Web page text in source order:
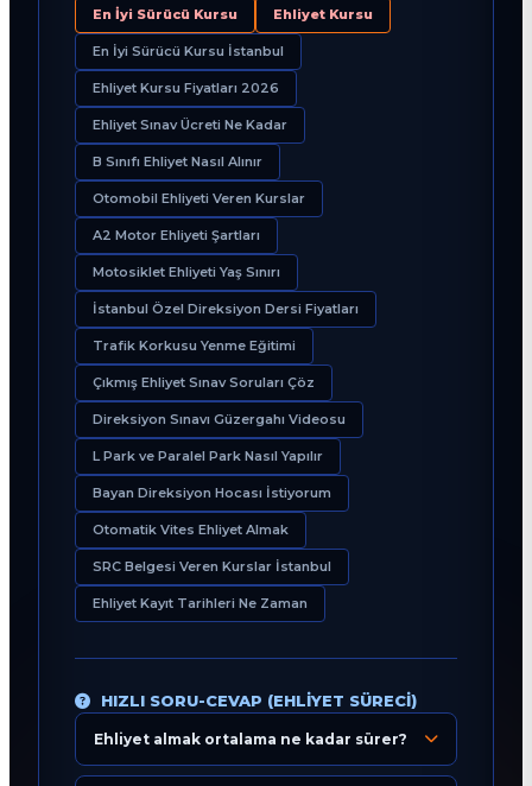
En İyi Sürücü Kursu Ehliyet Kursu
En İyi Sürücü Kursu İstanbul
Ehliyet Kursu Fiyatları 2026
Ehliyet Sınav Ücreti Ne Kadar
B Sınıfı Ehliyet Nasıl Alınır
Otomobil Ehliyeti Veren Kurslar
A2 Motor Ehliyeti Şartları
Motosiklet Ehliyeti Yaş Sınırı
İstanbul Özel Direksiyon Dersi Fiyatları
Trafik Korkusu Yenme Eğitimi
Çıkmış Ehliyet Sınav Soruları Çöz
Direksiyon Sınavı Güzergahı Videosu
L Park ve Paralel Park Nasıl Yapılır
Bayan Direksiyon Hocası İstiyorum
Otomatik Vites Ehliyet Almak
SRC Belgesi Veren Kurslar İstanbul
Ehliyet Kayıt Tarihleri Ne Zaman
HIZLI SORU-CEVAP (EHLIYET SÜRECI)
Ehliyet almak ortalama ne kadar sürer?
Eğitim Danışmanı